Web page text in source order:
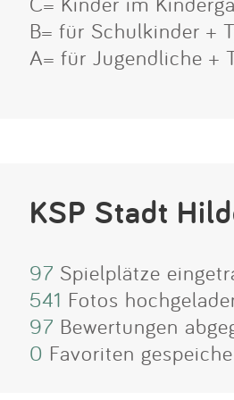
B= für Schulkinder +
A= für Jugendliche +
KSP Stadt
97 Spielplätze
541 Fotos
97 Bewertungen
0 Favoriten